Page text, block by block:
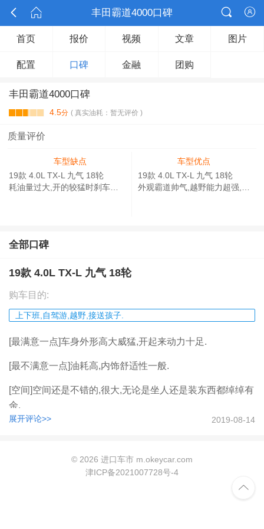
  丰田霸道4000口碑 

首页 报价 视频 文章 图片
配置 口碑 金融 团购
丰田霸道4000口碑
4.5分 ( 真实油耗：暂无评价 )
质量评价
车型缺点
19款 4.0L TX-L 九气 18轮
车型优点
19款 4.0L TX-L 九气 18轮
全部口碑
19款 4.0L TX-L 九气 18轮
购车目的:
上下班,自驾游,越野,接送孩子.
[最满意一点]车身外形高大威猛,开起来动力十足.
[最不满意一点]油耗高,内饰舒适性一般.
[空间]空间还是不错的,很大,无论是坐人还是装东西都绰绰有
余.
[操控]操控还是挺稳定的.
[油耗]油耗有点高了.
2019-08-14
© 2026 进口车市 m.okeycar.com
津ICP备2021007728号-4
